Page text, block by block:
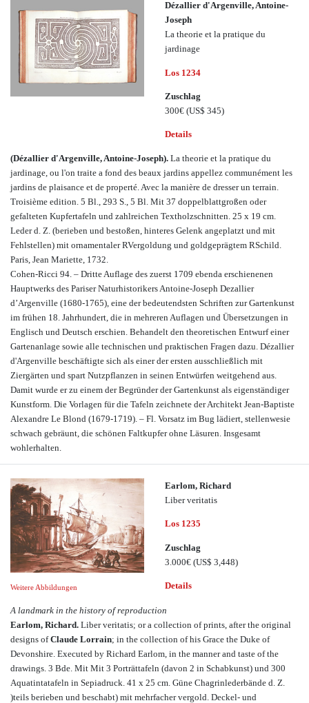
Dézallier d'Argenville, Antoine-
Joseph
La theorie et la pratique du
jardinage
Los 1234
Zuschlag
300€ (US$ 345)
Details
(Dézallier d'Argenville, Antoine-Joseph). La theorie et la pratique du
jardinage, ou l'on traite a fond des beaux jardins appellez communément les
jardins de plaisance et de properté. Avec la manière de dresser un terrain.
Troisième edition. 5 Bl., 293 S., 5 Bl. Mit 37 doppelblattgroßen oder
gefalteten Kupfertafeln und zahlreichen Textholzschnitten. 25 x 19 cm.
Leder d. Z. (berieben und bestoßen, hinteres Gelenk angeplatzt und mit
Fehlstellen) mit ornamentaler RVergoldung und goldgeprägtem RSchild.
Paris, Jean Mariette, 1732.
Cohen-Ricci 94. – Dritte Auflage des zuerst 1709 ebenda erschienenen
Hauptwerks des Pariser Naturhistorikers Antoine-Joseph Dezallier
d’Argenville (1680-1765), eine der bedeutendsten Schriften zur Gartenkunst
im frühen 18. Jahrhundert, die in mehreren Auflagen und Übersetzungen in
Englisch und Deutsch erschien. Behandelt den theoretischen Entwurf einer
Gartenanlage sowie alle technischen und praktischen Fragen dazu. Dézallier
d'Argenville beschäftigte sich als einer der ersten ausschließlich mit
Ziergärten und spart Nutzpflanzen in seinen Entwürfen weitgehend aus.
Damit wurde er zu einem der Begründer der Gartenkunst als eigenständiger
Kunstform. Die Vorlagen für die Tafeln zeichnete der Architekt Jean-Baptiste
Alexandre Le Blond (1679-1719). – Fl. Vorsatz im Bug lädiert, stellenwesie
schwach gebräunt, die schönen Faltkupfer ohne Läsuren. Insgesamt
wohlerhalten.
Weitere Abbildungen
Earlom, Richard
Liber veritatis
Los 1235
Zuschlag
3.000€ (US$ 3,448)
Details
A landmark in the history of reproduction
Earlom, Richard. Liber veritatis; or a collection of prints, after the original
designs ofClaude Lorrain; in the collection of his Grace the Duke of
Devonshire. Executed by Richard Earlom, in the manner and taste of the
drawings. 3 Bde. Mit Mit 3 Porträttafeln (davon 2 in Schabkunst) und 300
Aquatintatafeln in Sepiadruck. 41 x 25 cm. Güne Chagrinlederbände d. Z.
)teils berieben und beschabt) mit mehrfacher vergold. Deckel- und